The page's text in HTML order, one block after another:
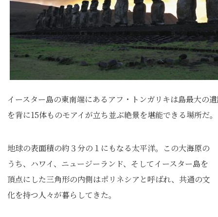
イースター島の東南端にあるアフ・トンガリキは島最大の
を背に15体ものモアイが立ち並ぶ絶景を堪能できる場所だ。
地球の表面積の約３分の１にもなる太平洋。この大海原の
うち、ハワイ、ニュージーランド、そしてイースター島を
頂点にした三角形の内側はポリネシアと呼ばれ、共通の文
化を持つ人々が暮らしてきた。